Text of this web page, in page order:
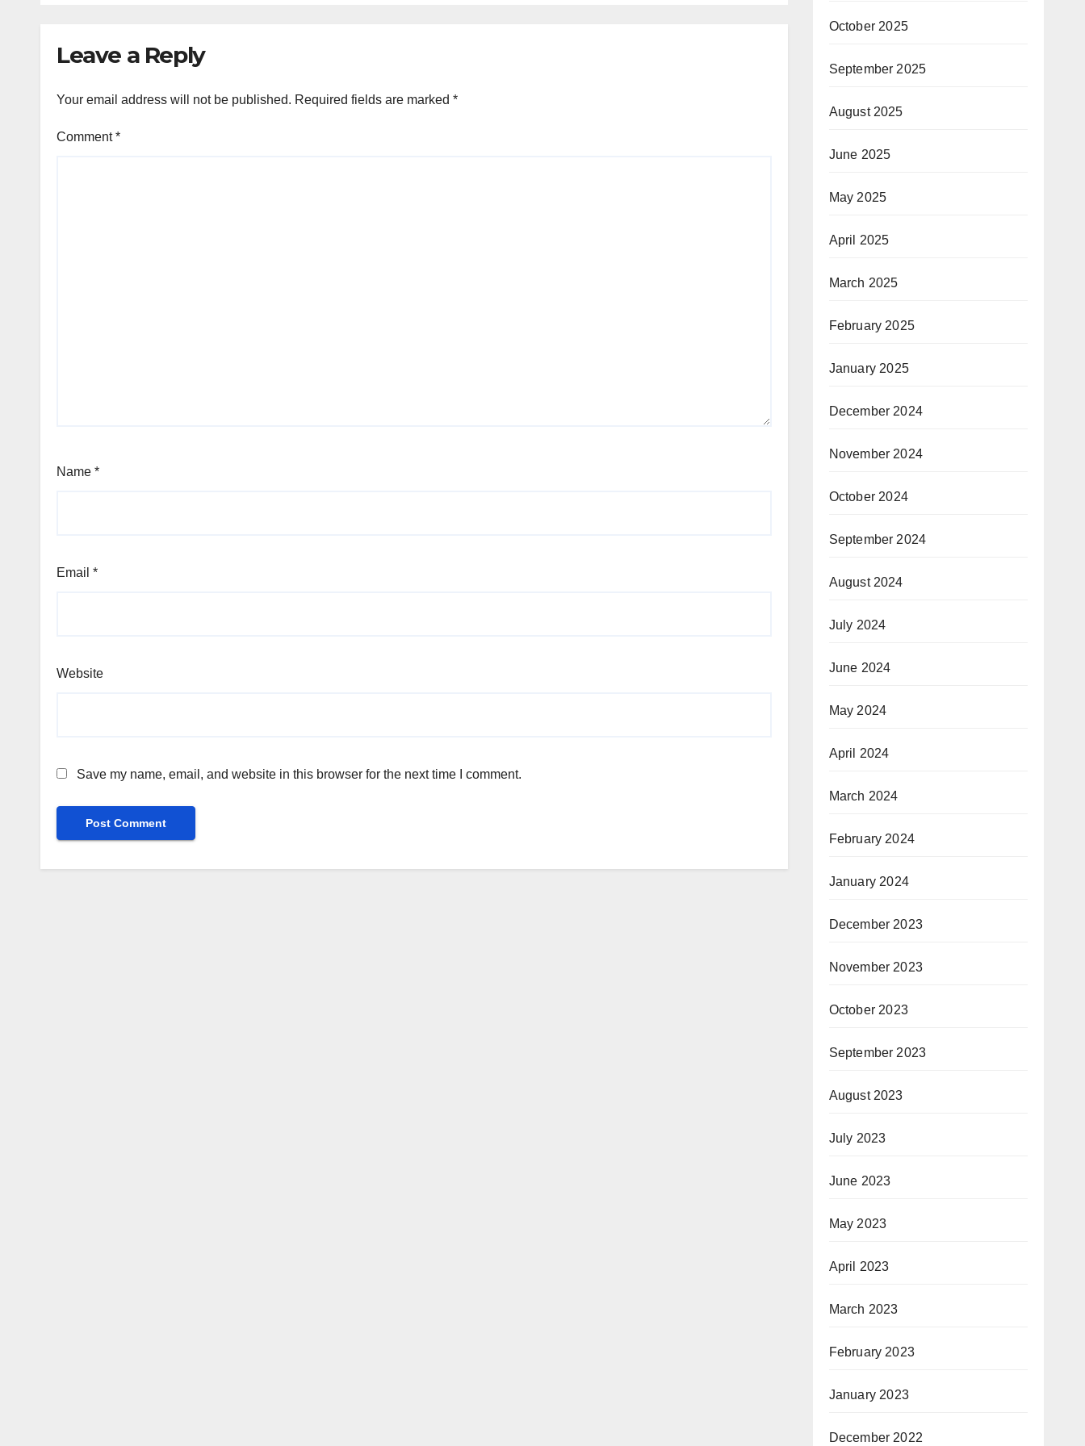
Leave a Reply
Your email address will not be published. Required fields are marked *
Comment*
Name *
Email *
Website
Save my name, email, and website in this browser for the next time I comment.
October 2025
September 2025
August 2025
June 2025
May 2025
April 2025
March 2025
February 2025
January 2025
December 2024
November 2024
October 2024
September 2024
August 2024
July 2024
June 2024
May 2024
April 2024
March 2024
February 2024
January 2024
December 2023
November 2023
October 2023
September 2023
August 2023
July 2023
June 2023
May 2023
April 2023
March 2023
February 2023
January 2023
December 2022